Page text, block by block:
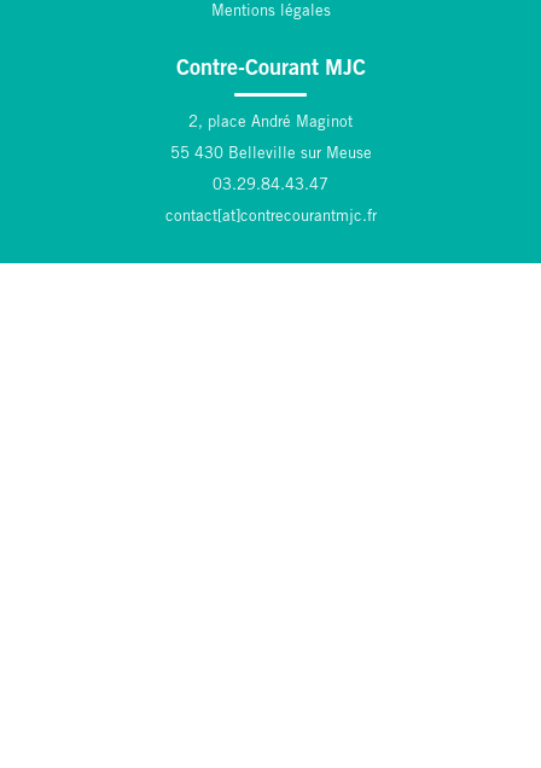
Contre-Courant MJC
2, place André Maginot
55 430 Belleville sur Meuse
03.29.84.43.47
contact[at]contrecourantmjc.fr
Mentions légales